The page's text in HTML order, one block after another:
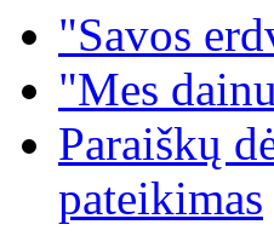
"Savos
"Mes
Paraiškų
pateikimas